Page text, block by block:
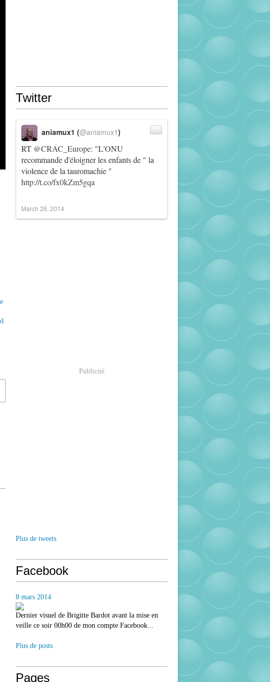
Twitter
RT @CRAC_Europe: "L'ONU
recommande d'éloigner les enfants de " la
violence de la tauromachie "
http://t.co/fx0kZm5gqa
aniamux1 (@aniamux1)
March 26, 2014
Publicité
Plus de tweets
Facebook
8 mars 2014
Dernier visuel de Brigitte Bardot avant la mise en
veille ce soir 00h00 de mon compte Facebook...
Plus de posts
Pages